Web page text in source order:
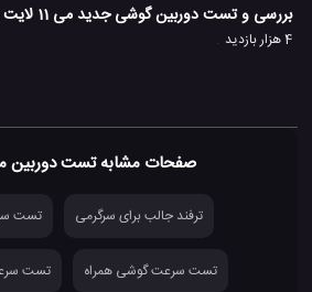
بررسی و تست دوربین گوشی جدید می 11 لایت شیائومی
4 هزار بازدید
صفحات مشابه تست دوربین می 11
ترفند جالب برای سرگرمی تست
تست سرعت گوشی همراه تست